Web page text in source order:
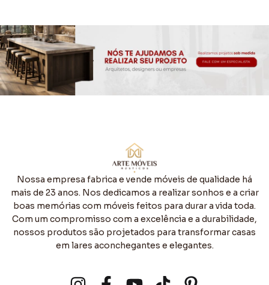
Nossa empresa fabrica e vende móveis de qualidade há
mais de 23 anos. Nos dedicamos a realizar sonhos e a criar
boas memórias com móveis feitos para durar a vida toda.
Com um compromisso com a excelência e a durabilidade,
nossos produtos são projetados para transformar casas
em lares aconchegantes e elegantes.